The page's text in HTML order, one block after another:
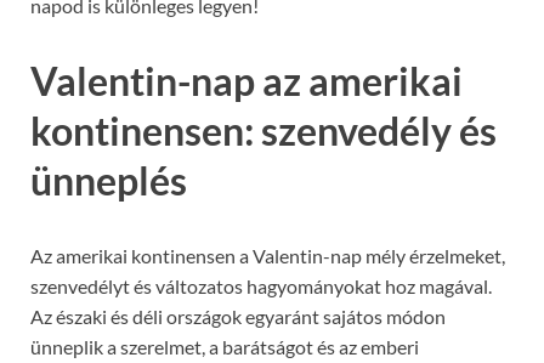
napod is különleges legyen!
Valentin-nap az amerikai
kontinensen: szenvedély és
ünneplés
Az amerikai kontinensen a Valentin-nap mély érzelmeket,
szenvedélyt és változatos hagyományokat hoz magával.
Az északi és déli országok egyaránt sajátos módon
ünneplik a szerelmet, a barátságot és az emberi